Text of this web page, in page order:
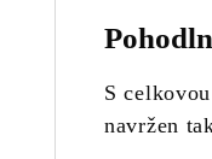
S
navržen